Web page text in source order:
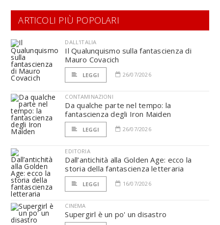
ARTICOLI PIÙ POPOLARI
DALL'ITALIA
Il Qualunquismo sulla fantascienza di
Mauro Covacich
LEGGI 26/07/2026
CONTAMINAZIONI
Da qualche parte nel tempo: la
fantascienza degli Iron Maiden
LEGGI 26/07/2026
EDITORIA
Dall’antichità alla Golden Age: ecco la
storia della fantascienza letteraria
LEGGI 16/07/2026
CINEMA
Supergirl è un po' un disastro